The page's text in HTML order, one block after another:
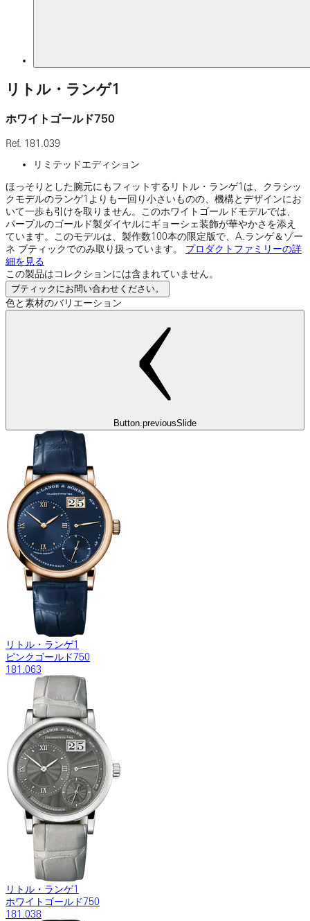
リトル・ランゲ1
ホワイトゴールド750
Ref. 181.039
リミテッドエディション
ほっそりとした腕元にもフィットするリトル・ランゲ1は、クラシッ
クモデルのランゲ1よりも一回り小さいものの、機構とデザインにお
いて一歩も引けを取りません。このホワイトゴールドモデルでは、
パープルのゴールド製ダイヤルにギョーシェ装飾が華やかさを添え
ています。このモデルは、製作数100本の限定版で、A.ランゲ＆ゾー
ネ ブティックでのみ取り扱っています。 プロダクトファミリーの詳
細を見る
この製品はコレクションには含まれていません。
ブティックにお問い合わせください。
色と素材のバリエーション
Button.previousSlide
リトル・ランゲ1
ピンクゴールド750
181.063
リトル・ランゲ1
ホワイトゴールド750
181.038